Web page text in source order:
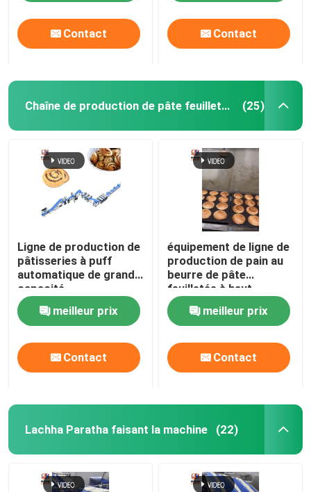
Contact Contact
Chaîne de production de pâte feuilletée (25)
Ligne de production de
pâtisseries à puff
automatique de grande
capacité
meilleur prix
Contact
équipement de ligne de
production de pain au
beurre de pâte
feuilletée à haut
rendement 12000pcs /
H
meilleur prix
Contact
Lachha Paratha faisant la machine (22)